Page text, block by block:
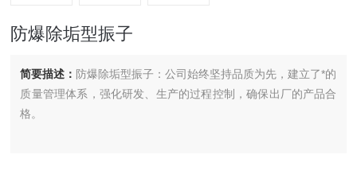
防爆除垢型振子
简要描述： 防爆除垢型振子：公司始终坚持品质为先，建立了*的
质量管理体系，强化研发、生产的过程控制，确保出厂的产品合
格。